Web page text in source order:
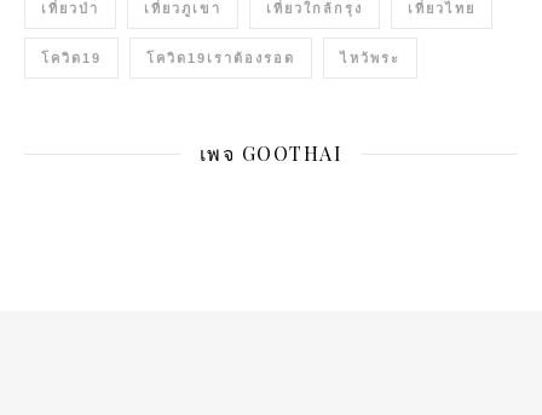
เที่ยวป่า เที่ยวภูเขา เที่ยวใกล้กรุง เที่ยวไทย
โควิด19 โควิด19เราต้องรอด ไหว้พระ
เพจ GOOTHAI